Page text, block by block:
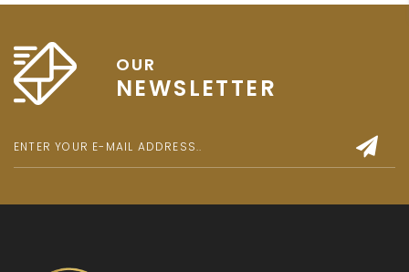
OUR
NEWSLETTER